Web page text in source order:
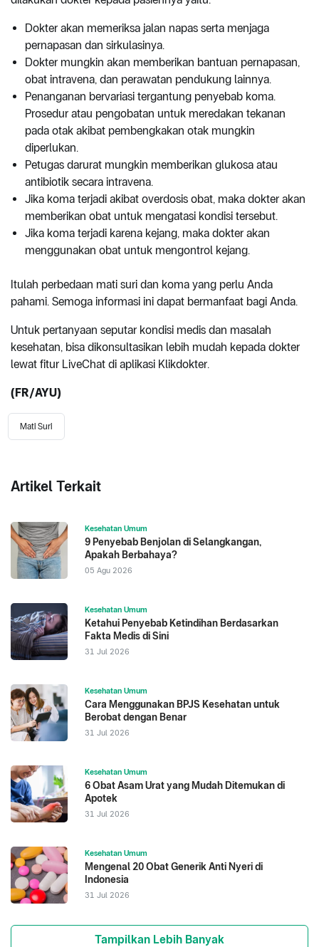
Dokter akan memeriksa jalan napas serta menjaga
pernapasan dan sirkulasinya.
Dokter mungkin akan memberikan bantuan pernapasan,
obat intravena, dan perawatan pendukung lainnya.
Penanganan bervariasi tergantung penyebab koma.
Prosedur atau pengobatan untuk meredakan tekanan
pada otak akibat pembengkakan otak mungkin
diperlukan.
Petugas darurat mungkin memberikan glukosa atau
antibiotik secara intravena.
Jika koma terjadi akibat overdosis obat, maka dokter akan
memberikan obat untuk mengatasi kondisi tersebut.
Jika koma terjadi karena kejang, maka dokter akan
menggunakan obat untuk mengontrol kejang.
Itulah perbedaan mati suri dan koma yang perlu Anda
pahami. Semoga informasi ini dapat bermanfaat bagi Anda.
Untuk pertanyaan seputar kondisi medis dan masalah
kesehatan, bisa dikonsultasikan lebih mudah kepada dokter
lewat fitur LiveChat di aplikasi Klikdokter.
(FR/AYU)
Mati Suri
Artikel Terkait
Kesehatan Umum
9 Penyebab Benjolan di Selangkangan,
Apakah Berbahaya?
05 Agu 2026
Kesehatan Umum
Ketahui Penyebab Ketindihan Berdasarkan
Fakta Medis di Sini
31 Jul 2026
Kesehatan Umum
Cara Menggunakan BPJS Kesehatan untuk
Berobat dengan Benar
31 Jul 2026
Kesehatan Umum
6 Obat Asam Urat yang Mudah Ditemukan di
Apotek
31 Jul 2026
Kesehatan Umum
Mengenal 20 Obat Generik Anti Nyeri di
Indonesia
31 Jul 2026
Tampilkan Lebih Banyak